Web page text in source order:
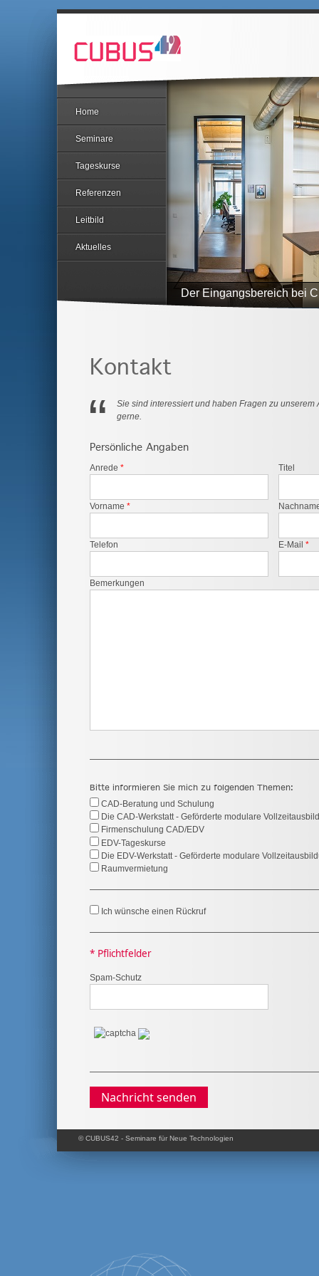
Der Eingangsbereich bei
Home
Seminare
Tageskurse
Referenzen
Leitbild
Aktuelles
Kontakt
“
Sie sind interessiert und haben Fragen zu unserem
gerne.
Persönliche Angaben
Anrede * Titel
Vorname *
Telefon E-Mail *
Bemerkungen
Bitte informieren Sie mich zu folgenden Themen:
CAD-Beratung und Schulung
Die CAD-Werkstatt - Geförderte modulare
Firmenschulung CAD/EDV
EDV-Tageskurse
Die EDV-Werkstatt - Geförderte modulare
Raumvermietung
Ich wünsche einen Rückruf
* Pflichtfelder
Spam-Schutz
Nachricht senden
© CUBUS42 - Seminare für Neue Technologien